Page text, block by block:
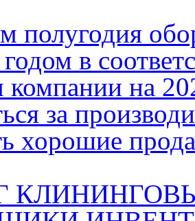
полугодия
в
на
за
хорошие